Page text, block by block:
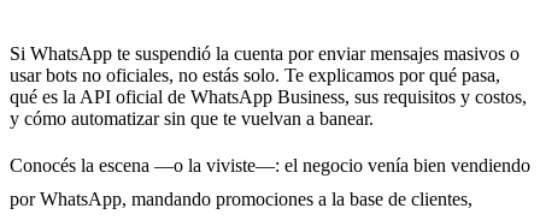
Si WhatsApp te suspendió la cuenta por enviar mensajes masivos o
usar bots no oficiales, no estás solo. Te explicamos por qué pasa,
qué es la API oficial de WhatsApp Business, sus requisitos y costos,
y cómo automatizar sin que te vuelvan a banear.
Conocés la escena —o la viviste—: el negocio venía bien vendiendo
por WhatsApp, mandando promociones a la base de clientes,